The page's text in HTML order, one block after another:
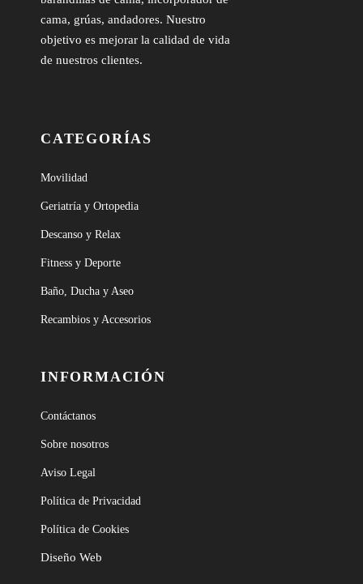
cama, grúas, andadores. Nuestro
objetivo es mejorar la calidad de vida
de nuestros clientes.
CATEGORÍAS
Movilidad
Geriatría y Ortopedia
Descanso y Relax
Fitness y Deporte
Baño, Ducha y Aseo
Recambios y Accesorios
INFORMACIÓN
Contáctanos
Sobre nosotros
Aviso Legal
Política de Privacidad
Política de Cookies
Diseño Web